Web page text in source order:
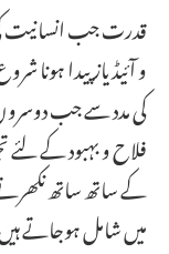
قدرت جب انسانیت کی
و آئیڈیاز پیدا
کی مدد سے جب
فلاح و بہبود کے
کے ساتھ ساتھ
میں شامل ہوجاتے